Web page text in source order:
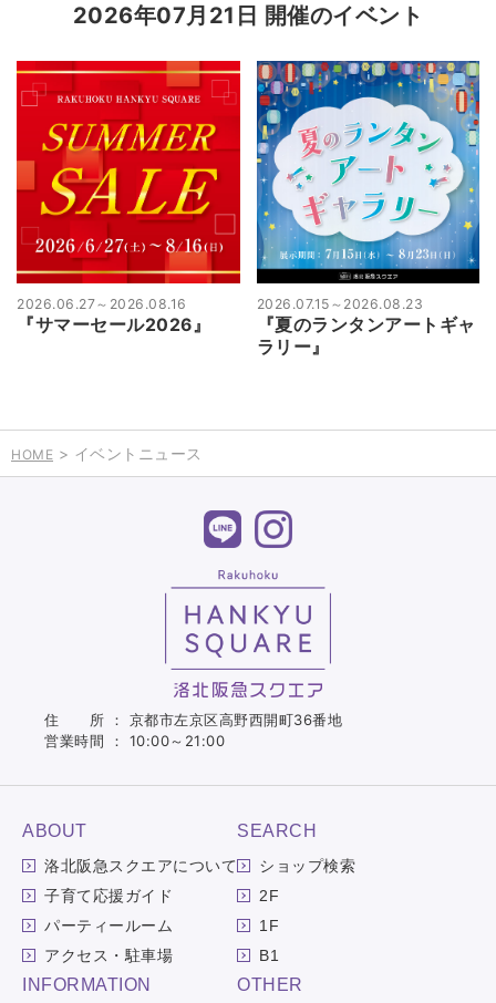
2026年07月21日 開催のイベント
2026.06.27～ 2026.08.16
『サマーセール2026』
2026.07.15 ～ 2026.08.23
『夏のランタンアートギャ
ラリー』
HOME > イベントニュース
住 所 ： 京都市左京区高野西開町36番地
営業時間 ： 10:00～21:00
ABOUT
洛北阪急スクエアについて
子育て応援ガイド
パーティールーム
アクセス・駐車場
SEARCH
ショップ検索
2F
1F
B1
INFORMATION OTHER